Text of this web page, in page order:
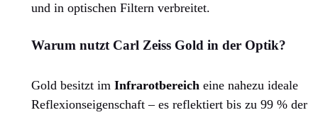
und in optischen Filtern verbreitet.
Warum nutzt Carl Zeiss Gold in der Optik?
Gold besitzt im Infrarotbereich eine nahezu ideale
Reflexionseigenschaft – es reflektiert bis zu 99 % der